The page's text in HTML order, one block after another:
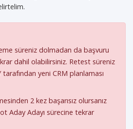
süreniz dolmadan da başvuru
dahil olabilirsiniz. Retest süreniz
yeni CRM planlaması
2 kez başarısız olursanız
Aday Adayı sürecine tekrar